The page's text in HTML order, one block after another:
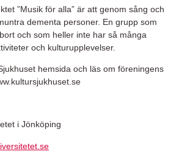
”Musik för alla” är att genom sång och
dementa personer. En grupp som
och som heller inte har så många
och kulturupplevelser.
hemsida och läs om föreningens
i Jönköping